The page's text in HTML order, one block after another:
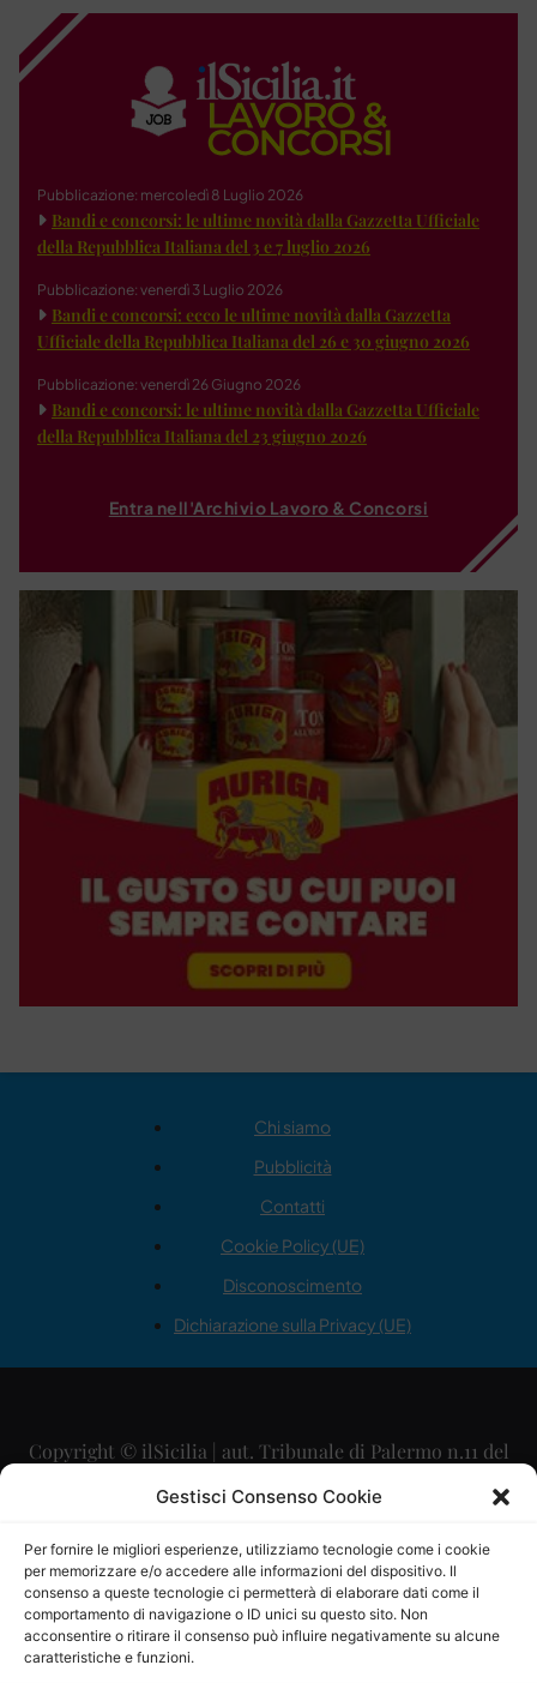
Gestisci Consenso Cookie
Per fornire le migliori esperienze, utilizziamo tecnologie come i cookie
per memorizzare e/o accedere alle informazioni del dispositivo. Il
consenso a queste tecnologie ci permetterà di elaborare dati come il
comportamento di navigazione o ID unici su questo sito. Non
acconsentire o ritirare il consenso può influire negativamente su alcune
caratteristiche e funzioni.
Pubblicazione: mercoledì 8 Luglio 2026
Bandi e concorsi: le ultime novità dalla Gazzetta Ufficiale
della Repubblica Italiana del 3 e 7 luglio 2026
Pubblicazione: venerdì 3 Luglio 2026
Bandi e concorsi: ecco le ultime novità dalla Gazzetta
Ufficiale della Repubblica Italiana del 26 e 30 giugno 2026
Pubblicazione: venerdì 26 Giugno 2026
Bandi e concorsi: le ultime novità dalla Gazzetta Ufficiale
della Repubblica Italiana del 23 giugno 2026
Entra nell'Archivio Lavoro & Concorsi
Chi siamo
Pubblicità
Contatti
Cookie Policy (UE)
Disconoscimento
Dichiarazione sulla Privacy (UE)
Copyright © ilSicilia | aut. Tribunale di Palermo n.11 del
29/09/2015
Direttore Editoriale: Maurizio Scaglione
Direttore Responsabile: Maria Calabrese